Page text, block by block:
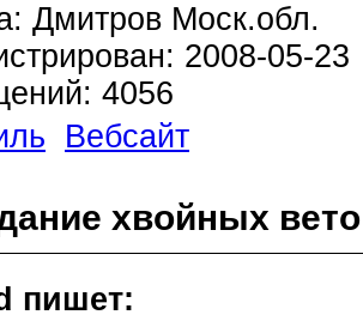
Дмитров Моск.обл.
2008-05-23
4056
Вебсайт
хвойных
пишет: